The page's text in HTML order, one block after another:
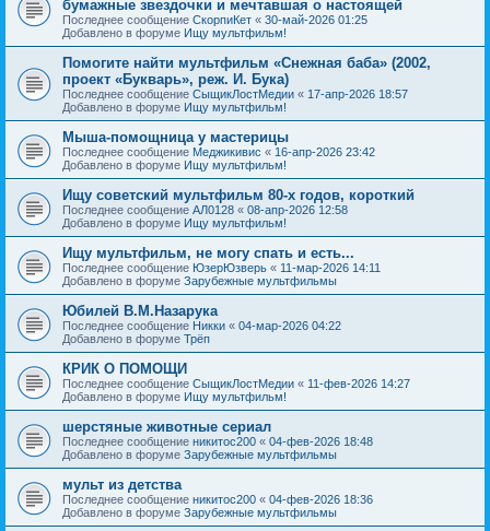
бумажные звездочки и мечтавшая о настоящей
Последнее сообщение СкорпиКет « 30-май-2026 01:25
Добавлено в форуме Ищу мультфильм!
Помогите найти мультфильм «Снежная баба» (2002,
проект «Букварь», реж. И. Бука)
Последнее сообщение СыщикЛостМедии « 17-апр-2026 18:57
Добавлено в форуме Ищу мультфильм!
Мыша-помощница у мастерицы
Последнее сообщение Меджикивис « 16-апр-2026 23:42
Добавлено в форуме Ищу мультфильм!
Ищу советский мультфильм 80-х годов, короткий
Последнее сообщение АЛ0128 « 08-апр-2026 12:58
Добавлено в форуме Ищу мультфильм!
Ищу мультфильм, не могу спать и есть...
Последнее сообщение ЮзерЮзверь « 11-мар-2026 14:11
Добавлено в форуме Зарубежные мультфильмы
Юбилей В.М.Назарука
Последнее сообщение Никки « 04-мар-2026 04:22
Добавлено в форуме Трёп
КРИК О ПОМОЩИ
Последнее сообщение СыщикЛостМедии « 11-фев-2026 14:27
Добавлено в форуме Ищу мультфильм!
шерстяные животные сериал
Последнее сообщение никитос200 « 04-фев-2026 18:48
Добавлено в форуме Зарубежные мультфильмы
мульт из детства
Последнее сообщение никитос200 « 04-фев-2026 18:36
Добавлено в форуме Зарубежные мультфильмы